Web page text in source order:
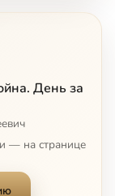
08
09
10
День за
— на странице